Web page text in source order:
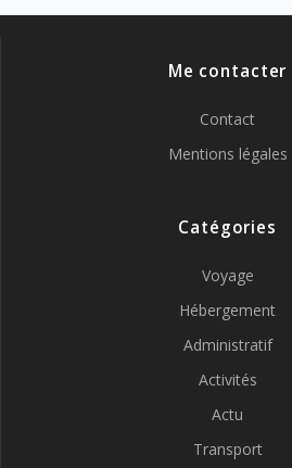
Me contacter
Contact
Mentions légales
Catégories
Voyage
Hébergement
Administratif
Activités
Actu
Transport